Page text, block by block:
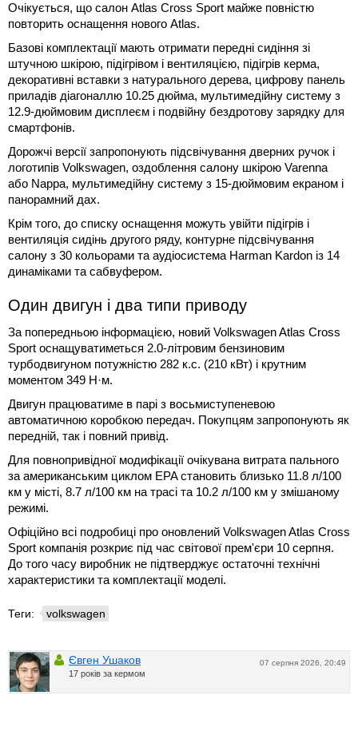
Очікується, що салон Atlas Cross Sport майже повністю
повторить оснащення нового Atlas.
Базові комплектації мають отримати передні сидіння зі
штучною шкірою, підігрівом і вентиляцією, підігрів керма,
декоративні вставки з натурального дерева, цифрову панель
приладів діагоналлю 10.25 дюйма, мультимедійну систему з
12.9-дюймовим дисплеєм і подвійну бездротову зарядку для
смартфонів.
Дорожчі версії запропонують підсвічування дверних ручок і
логотипів Volkswagen, оздоблення салону шкірою Varenna
або Nappa, мультимедійну систему з 15-дюймовим екраном і
панорамний дах.
Крім того, до списку оснащення можуть увійти підігрів і
вентиляція сидінь другого ряду, контурне підсвічування
салону з 30 кольорами та аудіосистема Harman Kardon із 14
динаміками та сабвуфером.
Один двигун і два типи приводу
За попередньою інформацією, новий Volkswagen Atlas Cross
Sport оснащуватиметься 2.0-літровим бензиновим
турбодвигуном потужністю 282 к.с. (210 кВт) і крутним
моментом 349 Н·м.
Двигун працюватиме в парі з восьмиступеневою
автоматичною коробкою передач. Покупцям запропонують як
передній, так і повний привід.
Для повнопривідної модифікації очікувана витрата пального
за американським циклом EPA становить близько 11.8 л/100
км у місті, 8.7 л/100 км на трасі та 10.2 л/100 км у змішаному
режимі.
Офіційно всі подробиці про оновлений Volkswagen Atlas Cross
Sport компанія розкриє під час світової прем'єри 10 серпня.
До того часу виробник не підтверджує остаточні технічні
характеристики та комплектації моделі.
Теги: volkswagen
07 серпня 2026, 20:49
Євген Ушаков
17 років за кермом